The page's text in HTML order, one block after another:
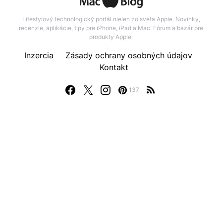
Lifestylový technologický portál nielen zo sveta Apple. Novinky,
recenzie, aplikácie, tipy pre iPhone, iPad a Mac. Fórum a bazár pre
produkty Apple.
137
Inzercia
Zásady ochrany osobných údajov
Kontakt